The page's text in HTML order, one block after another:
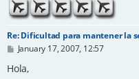
Re: Dificultad para mantener la
P
s
January 17, 2007, 12:57
Hola,